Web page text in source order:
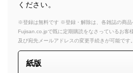
ください。
※登録は無料です ※登録・解除は、各雑誌の商品
Fujisan.co.jpで既に定期購読をなさっているお客
及び宛先メールアドレスの変更手続きが可能です。